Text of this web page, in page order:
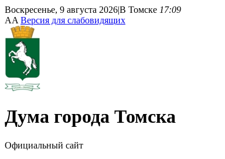
Воскресенье, 9 августа 2026|В Томске 17:09
AA Версия для слабовидящих
Дума города Томска
Официальный сайт